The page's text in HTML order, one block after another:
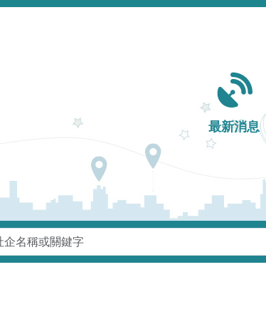
Main navigation
最新消息